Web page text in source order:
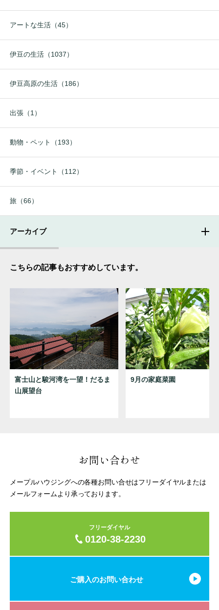
アートな生活（45）
伊豆の生活（1037）
伊豆高原の生活（186）
出張（1）
動物・ペット（193）
季節・イベント（112）
旅（66）
アーカイブ
こちらの記事もおすすめしています。
富士山と駿河湾を一望！だるま
山展望台
9月の家庭菜園
お問い合わせ
メープルハウジングへの各種お問い合せはフリーダイヤルまたは
メールフォームより承っております。
フリーダイヤル
0120-38-2230
ご購入のお問い合わせ